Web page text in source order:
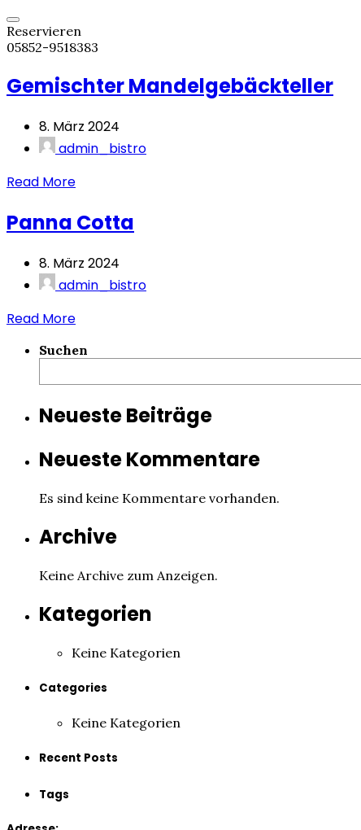
Reservieren
05852-9518383
Gemischter Mandelgebäckteller
8. März 2024
admin_bistro
Read More
Panna Cotta
8. März 2024
admin_bistro
Read More
Suchen
Neueste Beiträge
Neueste Kommentare
Es sind keine Kommentare vorhanden.
Archive
Keine Archive zum Anzeigen.
Kategorien
Keine Kategorien
Categories
Keine Kategorien
Recent Posts
Tags